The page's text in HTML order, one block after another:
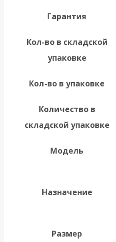
Гарантия
Кол-во в складской
упаковке
Кол-во в упаковке
Количество в
складской упаковке
Модель
Назначение
Размер